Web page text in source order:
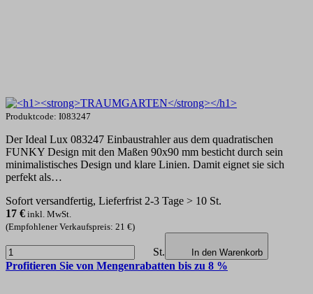
Produktcode: I083247
Der Ideal Lux 083247 Einbaustrahler aus dem quadratischen
FUNKY Design mit den Maßen 90x90 mm besticht durch sein
minimalistisches Design und klare Linien. Damit eignet sie sich
perfekt als…
Sofort versandfertig, Lieferfrist 2-3 Tage > 10 St.
17 € inkl. MwSt.
(Empfohlener Verkaufspreis: 21 €)
St. In den Warenkorb
Profitieren Sie von Mengenrabatten bis zu 8 %